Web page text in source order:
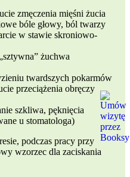
zmęczenia mięśni żucia
bóle głowy, ból twarzy
w stawie skroniowo-
żuchwa
twardszych pokarmów
przeciążenia obręczy
szkliwa, pęknięcia
u stomatologa)
podczas pracy przy
wzorzec dla zaciskania